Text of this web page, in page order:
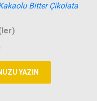
Bitter Çikolata
YAZIN